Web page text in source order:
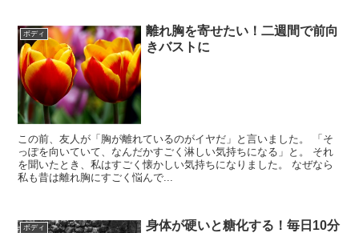
ボディ
離れ胸を寄せたい！二週間で前向
きバストに
この前、友人が「胸が離れているのがイヤだ」と言いました。 「そ
っぽを向いていて、なんだかすごく淋しい気持ちになる」と。 それ
を聞いたとき、私はすごく懐かしい気持ちになりました。 なぜなら
私も昔は離れ胸にすごく悩んで...
ボディ
身体が硬いと糖化する！毎日10分